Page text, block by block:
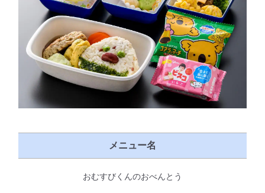
メニュー名
おむすびくんのおべんとう